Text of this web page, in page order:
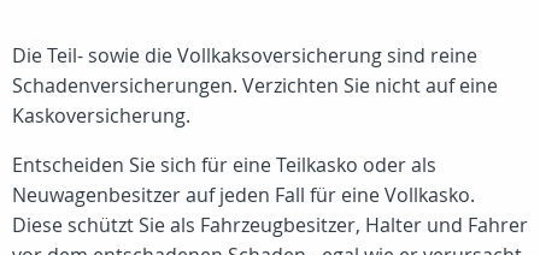
Die Teil- sowie die Vollkaksoversicherung sind reine
Schadenversicherungen. Verzichten Sie nicht auf eine
Kaskoversicherung.
Entscheiden Sie sich für eine Teilkasko oder als
Neuwagenbesitzer auf jeden Fall für eine Vollkasko.
Diese schützt Sie als Fahrzeugbesitzer, Halter und Fahrer